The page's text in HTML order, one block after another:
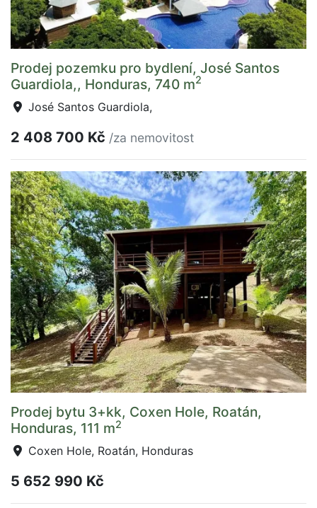
Prodej pozemku pro bydlení, José Santos
Guardiola,, Honduras, 740 m2
José Santos Guardiola,
2 408 700 Kč /za nemovitost
Prodej bytu 3+kk, Coxen Hole, Roatán,
Honduras, 111 m2
Coxen Hole, Roatán, Honduras
5 652 990 Kč